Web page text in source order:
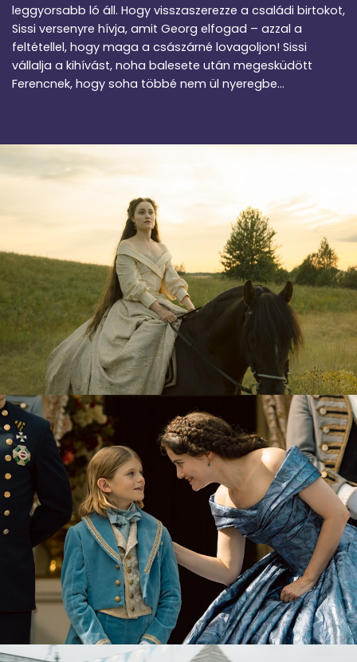
leggyorsabb ló áll. Hogy visszaszerezze a családi birtokot,
Sissi versenyre hívja, amit Georg elfogad – azzal a
feltétellel, hogy maga a császárné lovagoljon! Sissi
vállalja a kihívást, noha balesete után megesküdött
Ferencnek, hogy soha többé nem ül nyeregbe…